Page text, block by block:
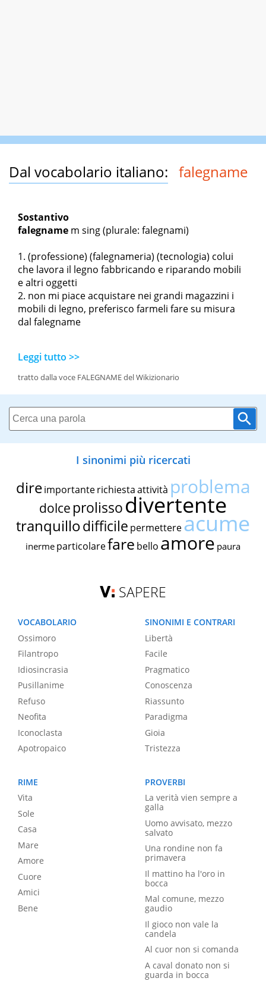
Dal vocabolario italiano: falegname
Sostantivo
falegname m sing(plurale: falegnami)
(professione) (falegnameria) (tecnologia) colui
che lavora il legno fabbricando e riparando mobili
e altri oggetti
non mi piace acquistare nei grandi magazzini i
mobili di legno, preferisco farmeli fare su misura
dal falegname
Leggi tutto >>
tratto dalla voce FALEGNAME del Wikizionario
I sinonimi più ricercati
dire importante richiestaattività problema
dolce prolissodivertente
tranquillodifficile permettereacume
inerme particolarefare bello amore paura
SAPERE
VOCABOLARIO
Ossimoro
Filantropo
Idiosincrasia
Pusillanime
Refuso
Neofita
Iconoclasta
Apotropaico
SINONIMI E CONTRARI
Libertà
Facile
Pragmatico
Conoscenza
Riassunto
Paradigma
Gioia
Tristezza
RIME
Vita
Sole
Casa
Mare
Amore
Cuore
Amici
Bene
PROVERBI
La verità vien sempre a
galla
Uomo avvisato, mezzo
salvato
Una rondine non fa
primavera
Il mattino ha l'oro in
bocca
Mal comune, mezzo
gaudio
Il gioco non vale la
candela
Al cuor non si comanda
A caval donato non si
guarda in bocca